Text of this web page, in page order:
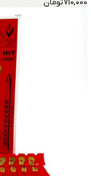
710,000تومان